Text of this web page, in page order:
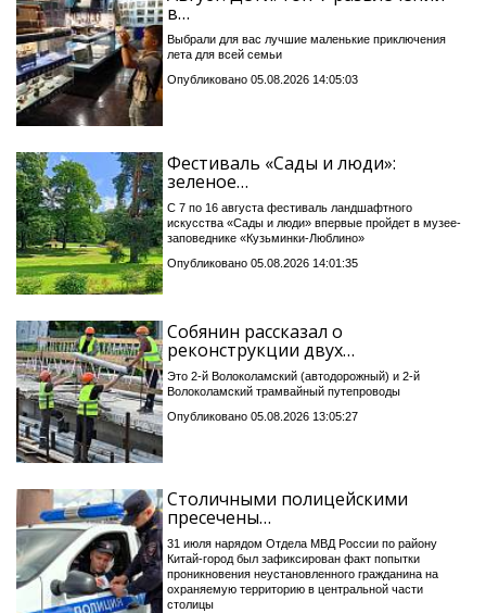
в…
Выбрали для вас лучшие маленькие приключения
лета для всей семьи
Опубликовано 05.08.2026 14:05:03
Фестиваль «Сады и люди»:
зеленое…
С 7 по 16 августа фестиваль ландшафтного
искусства «Сады и люди» впервые пройдет в музее-
заповеднике «Кузьминки-Люблино»
Опубликовано 05.08.2026 14:01:35
Собянин рассказал о
реконструкции двух…
Это 2-й Волоколамский (автодорожный) и 2-й
Волоколамский трамвайный путепроводы
Опубликовано 05.08.2026 13:05:27
Столичными полицейскими
пресечены…
31 июля нарядом Отдела МВД России по району
Китай-город был зафиксирован факт попытки
проникновения неустановленного гражданина на
охраняемую территорию в центральной части
столицы